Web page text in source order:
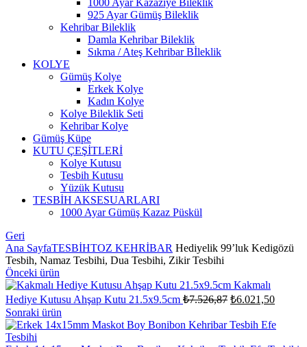
1000 Ayar Kazaziye Bileklik
925 Ayar Gümüş Bileklik
Kehribar Bileklik
Damla Kehribar Bileklik
Sıkma / Ateş Kehribar Bİleklik
KOLYE
Gümüş Kolye
Erkek Kolye
Kadın Kolye
Kolye Bileklik Seti
Kehribar Kolye
Gümüş Küpe
KUTU ÇEŞİTLERİ
Kolye Kutusu
Tesbih Kutusu
Yüzük Kutusu
TESBİH AKSESUARLARI
1000 Ayar Gümüş Kazaz Püskül
Geri
Ana SayfaTESBİHTOZ KEHRİBAR Hediyelik 99’luk Kedigözü
Tesbih, Namaz Tesbihi, Dua Tesbihi, Zikir Tesbihi
Önceki ürün
Kakmalı
Hediye Kutusu Ahşap Kutu 21.5x9.5cm ₺7.526,87 Orijinal
₺7.526,87.
₺6.021,50Şu
fiyat:
Sonraki ürün